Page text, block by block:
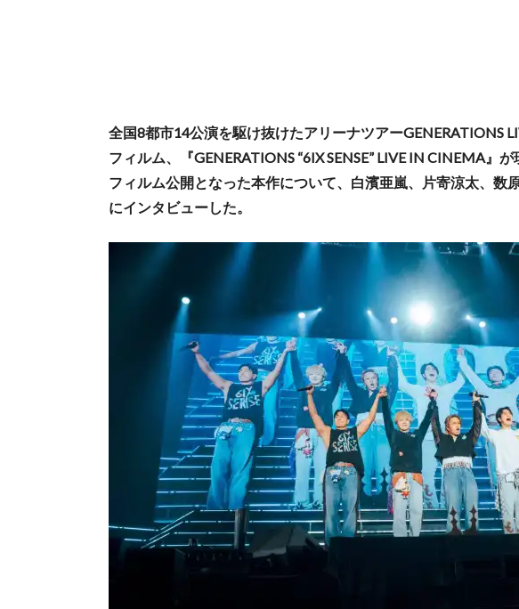
全国8都市14公演を駆け抜けたアリーナツアーGENERATIONS
フィルム、『GENERATIONS “6IX SENSE” LIVE IN CINEMA』
フィルム公開となった本作について、白濱亜嵐、片寄涼太、数
にインタビューした。